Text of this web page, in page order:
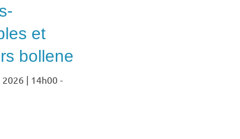
et
bollene
| 14h00 -